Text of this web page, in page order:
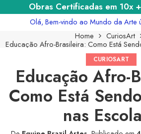
Obras Certificadas em 10x
Olá, Bem-vindo ao Mundo da Arte
Home
CuriosArt
Educação Afro-Brasileira: Como Está
CURIOSART
Educação Afro-
Como Está
nas